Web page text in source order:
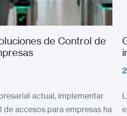
de Control de
actual, implementar
accesos para empresas ha